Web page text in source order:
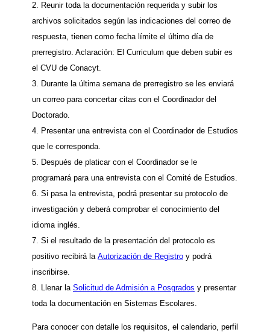
2. Reunir toda la documentación requerida y subir los
archivos solicitados según las indicaciones del correo de
respuesta, tienen como fecha límite el último día de
prerregistro. Aclaración: El Curriculum que deben subir es
el CVU de Conacyt.
3. Durante la última semana de prerregistro se les enviará
un correo para concertar citas con el Coordinador del
Doctorado.
4. Presentar una entrevista con el Coordinador de Estudios
que le corresponda.
5. Después de platicar con el Coordinador se le
programará para una entrevista con el Comité de Estudios.
6. Si pasa la entrevista, podrá presentar su protocolo de
investigación y deberá comprobar el conocimiento del
idioma inglés.
7. Si el resultado de la presentación del protocolo es
positivo recibirá la Autorización de Registro y podrá
inscribirse.
8. Llenar la Solicitud de Admisión a Posgrados y presentar
toda la documentación en Sistemas Escolares.
Para conocer con detalle los requisitos, el calendario, perfil